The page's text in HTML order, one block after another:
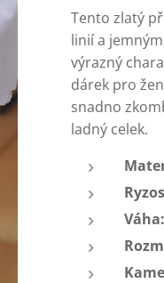
Tento zlatý
linií a
výrazný
dárek pro
snadno
ladný celek.
Váha: